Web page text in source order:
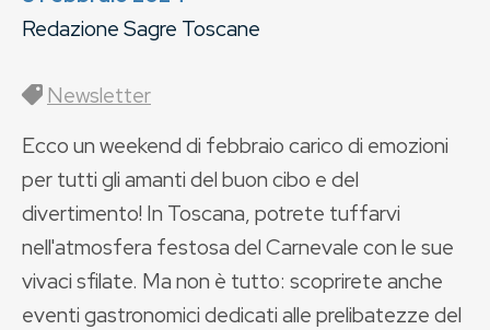
Redazione Sagre Toscane
Newsletter
Ecco un weekend di febbraio carico di emozioni
per tutti gli amanti del buon cibo e del
divertimento! In Toscana, potrete tuffarvi
nell'atmosfera festosa del Carnevale con le sue
vivaci sfilate. Ma non è tutto: scoprirete anche
eventi gastronomici dedicati alle prelibatezze del